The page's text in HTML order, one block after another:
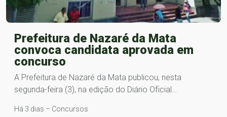
Prefeitura de Nazaré da Mata
convoca candidata aprovada em
concurso
A Prefeitura de Nazaré da Mata publicou, nesta
segunda-feira (3), na edição do Diário Oficial…
Há 3 dias – Concursos